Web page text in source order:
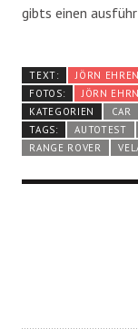
gibts einen
TEXT:
JÖRN
FOTOS:
JÖRN
KATEGORIEN
CAR
TAGS:
AUTOTEST
RANGE ROVER